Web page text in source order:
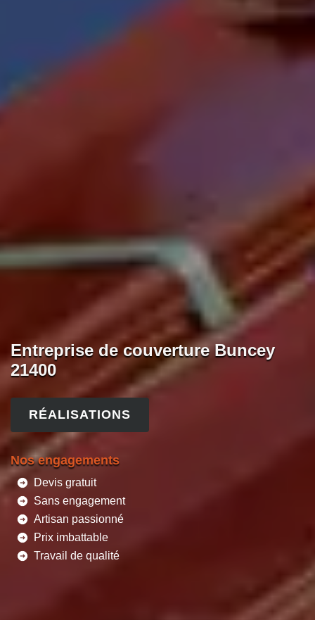
Entreprise de couverture Buncey
21400
RÉALISATIONS
Nos engagements
Devis gratuit
Sans engagement
Artisan passionné
Prix imbattable
Travail de qualité